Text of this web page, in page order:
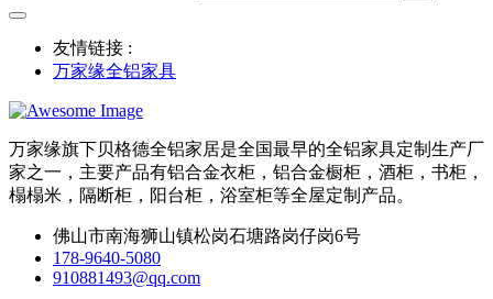
友情链接 :
万家缘全铝家具
万家缘旗下贝格德全铝家居是全国最早的全铝家具定制生产厂
家之一，主要产品有铝合金衣柜，铝合金橱柜，酒柜，书柜，
榻榻米，隔断柜，阳台柜，浴室柜等全屋定制产品。
佛山市南海狮山镇松岗石塘路岗仔岗6号
178-9640-5080
910881493@qq.com